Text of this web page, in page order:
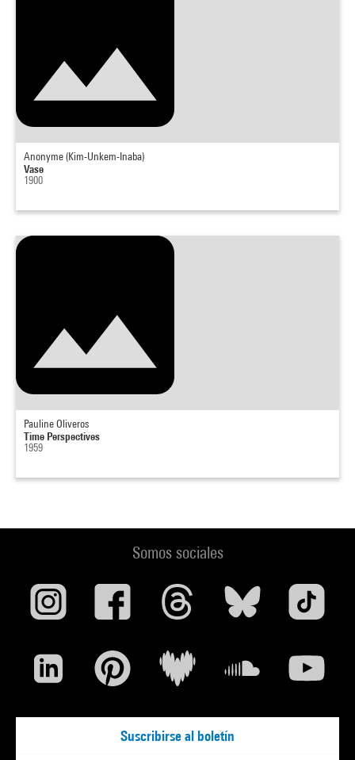
Anonyme (Kim-Unkem-Inaba)
Vase
1900
Pauline Oliveros
Time Perspectives
1959
Somos sociales
Suscribirse al boletín